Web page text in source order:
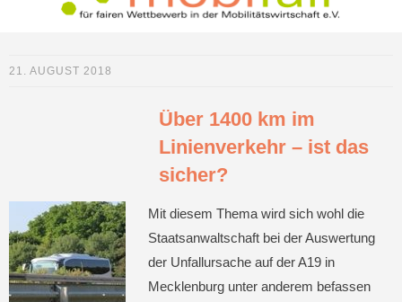
21. AUGUST 2018
Über 1400 km im
Linienverkehr – ist das
sicher?
Mit diesem Thema wird sich wohl die
Staatsanwaltschaft bei der Auswertung
der Unfallursache auf der A19 in
Mecklenburg unter anderem befassen